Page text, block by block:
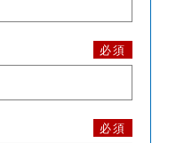
必須
必須